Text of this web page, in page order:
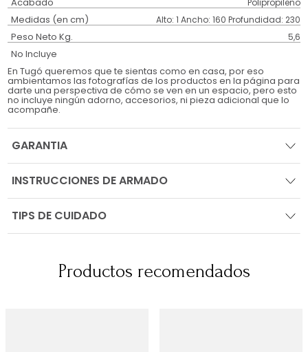
Acabado Polipropileno
Medidas (en cm) Alto: 1 Ancho: 160 Profundidad: 230
Peso Neto Kg. 5,6
No Incluye
En Tugó queremos que te sientas como en casa, por eso
ambientamos las fotografías de los productos en la página para
darte una perspectiva de cómo se ven en un espacio, pero esto
no incluye ningún adorno, accesorios, ni pieza adicional que lo
acompañe.
GARANTIA
INSTRUCCIONES DE ARMADO
TIPS DE CUIDADO
Productos recomendados